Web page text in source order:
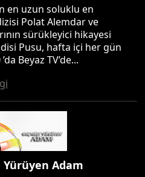
en uzun soluklu en
Polat Alemdar ve
sürükleyici hikayesi
Pusu, hafta içi her gün
Beyaz TV’de...
Yürüyen Adam